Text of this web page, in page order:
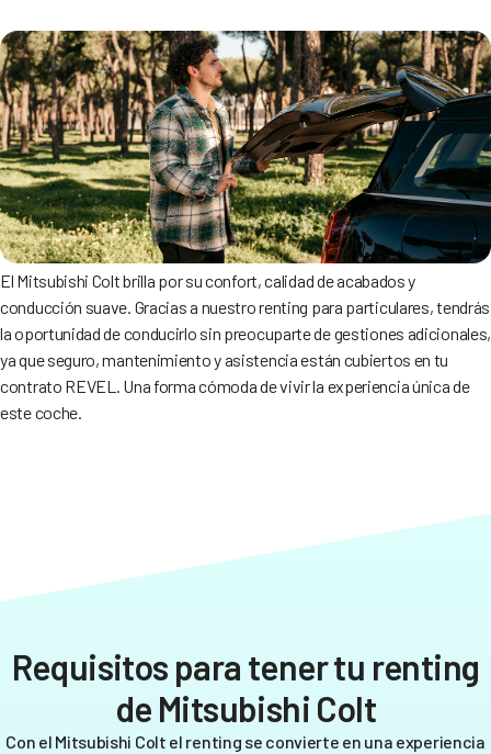
El Mitsubishi Colt brilla por su confort, calidad de acabados y
conducción suave. Gracias a nuestro renting para particulares, tendrás
la oportunidad de conducirlo sin preocuparte de gestiones adicionales,
ya que seguro, mantenimiento y asistencia están cubiertos en tu
contrato REVEL. Una forma cómoda de vivir la experiencia única de
este coche.
Requisitos para tener tu renting
de Mitsubishi Colt
Con el Mitsubishi Colt el renting se convierte en una experiencia